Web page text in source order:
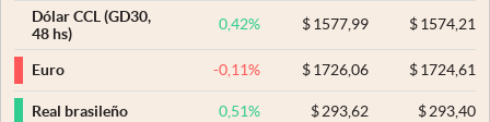
Dólar CCL (GD30,
48 hs)
0,42% $ 1577,99 $1574,21
Euro -0,11% $ 1726,06 $1724,61
Real brasileño 0,51% $ 293,62 $293,40